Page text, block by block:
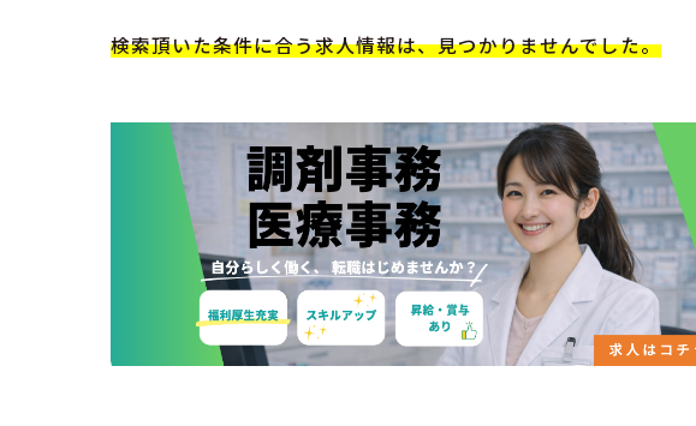
検索頂いた条件に合う求人情報は、見つかりませんでした。